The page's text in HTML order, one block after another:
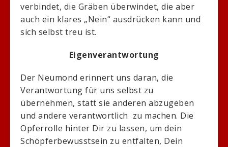
verbindet, die Gräben überwindet, die aber
auch ein klares „Nein“ ausdrücken kann und
sich selbst treu ist.
Eigenverantwortung
Der Neumond erinnert uns daran, die
Verantwortung für uns selbst zu
übernehmen, statt sie anderen abzugeben
und andere verantwortlich zu machen. Die
Opferrolle hinter Dir zu lassen, um dein
Schöpferbewusstsein zu entfalten, Dein